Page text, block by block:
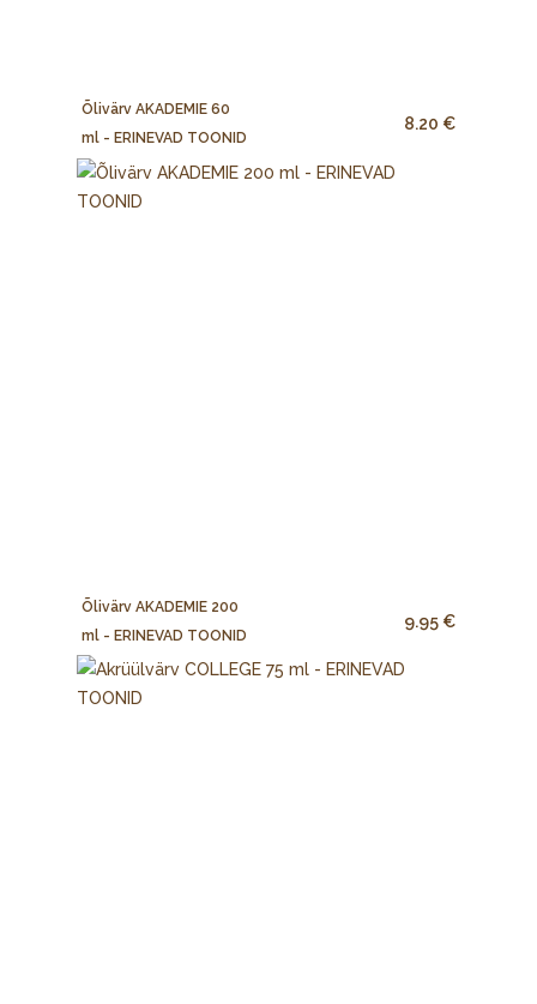
Õlivärv AKADEMIE 60
ml - ERINEVAD TOONID
8.20 €
Õlivärv AKADEMIE 200
ml - ERINEVAD TOONID
9.95 €